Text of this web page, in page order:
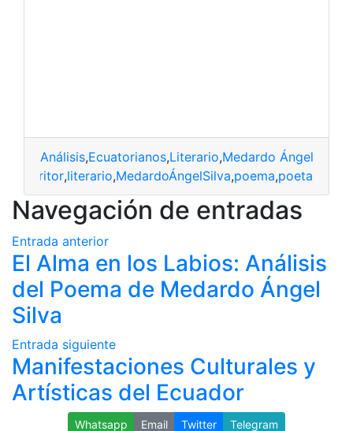
Análisis,Ecuatorianos,Literario,Medardo Ángel Silva
escritor,literario,MedardoÁngelSilva,poema,poeta
Navegación de entradas
Entrada anterior
El Alma en los Labios: Análisis
del Poema de Medardo Ángel
Silva
Entrada siguiente
Manifestaciones Culturales y
Artísticas del Ecuador
Whatsapp Email Twitter Telegram